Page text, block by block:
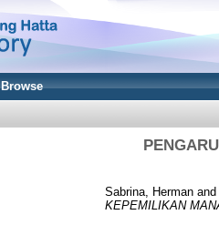
Browse
Sabrina, Herman and
KEPEMILIKAN